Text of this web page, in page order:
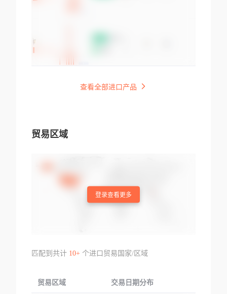
查看全部进口产品
贸易区域
登录查看更多
匹配到共计 10+个进口贸易国家/区域
贸易区域 交易日期分布